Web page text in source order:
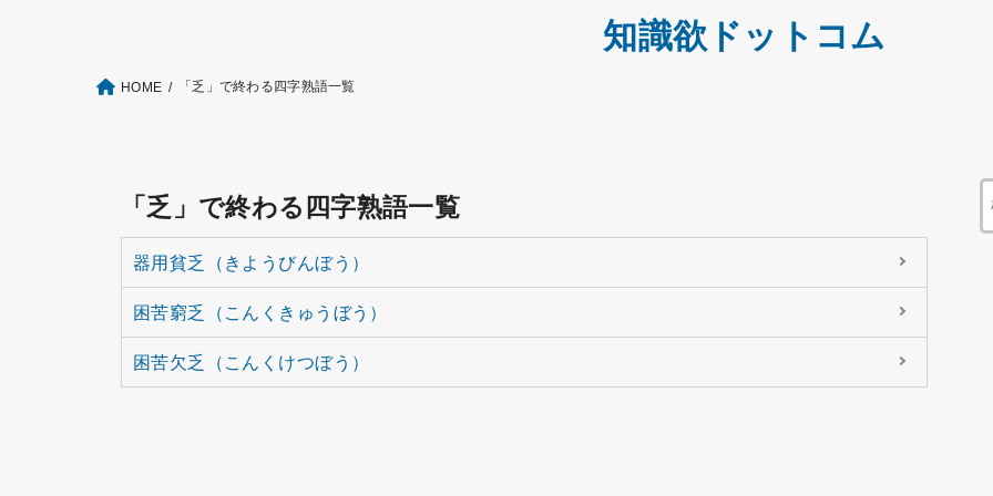
知識欲ドットコム
HOME 「乏」で終わる四字熟語一覧
「乏」で終わる四字熟語一覧
器用貧乏（きようびんぼう）
困苦窮乏（こんくきゅうぼう）
困苦欠乏（こんくけつぼう）